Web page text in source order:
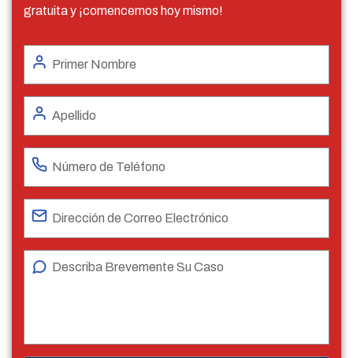
gratuita y ¡comencemos hoy mismo!